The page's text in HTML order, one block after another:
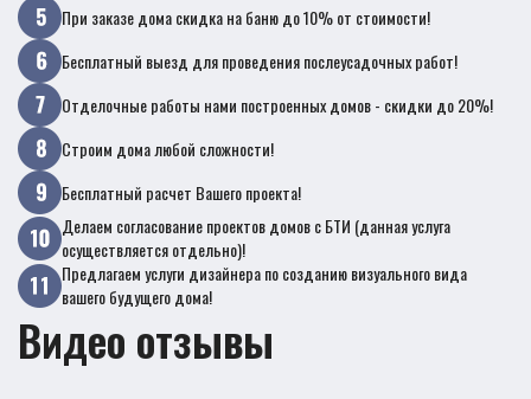
При заказе дома скидка на баню до 10% от стоимости!
Бесплатный выезд для проведения послеусадочных работ!
Отделочные работы нами построенных домов - скидки до 20%!
Строим дома любой сложности!
Бесплатный расчет Вашего проекта!
Делаем согласование проектов домов с БТИ (данная услуга
осуществляется отдельно)!
Предлагаем услуги дизайнера по созданию визуального вида
вашего будущего дома!
Видео отзывы